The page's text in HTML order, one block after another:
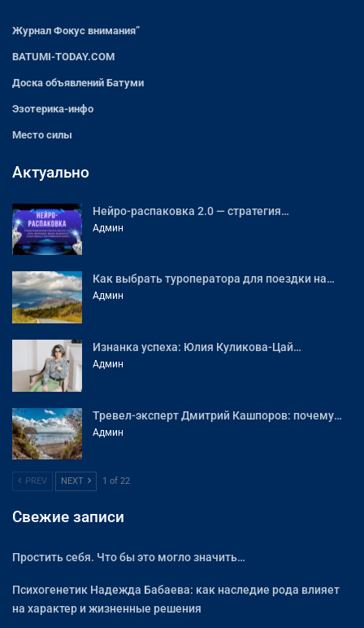
Журнал Фокус внимания”
BATUMI-TODAY.COM
Доска объявлений Батуми
Эзотерика-инфо
Место силы
Актуально
Нейро-распаковка 2.0 — стратегия…
Админ
Как выбрать туроператора для поездки на…
Админ
Изнанка успеха: Юлия Куликова-Цай…
Админ
Тревел-эксперт Дмитрий Кашпоров: почему…
Админ
PREV NEXT 1 of 22
Свежие записи
Простить себя. Что бы это могло значить…
Психогенетик Надежда Бабаева: как наследие рода влияет
на характер и жизненные решения